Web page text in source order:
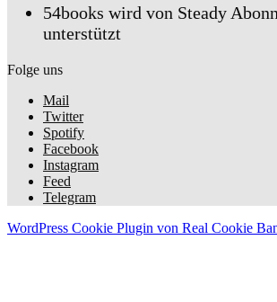
54books wird von Steady
unterstützt
Folge uns
Mail
Twitter
Spotify
Facebook
Instagram
Feed
Telegram
WordPress Cookie Plugin von Real Cookie